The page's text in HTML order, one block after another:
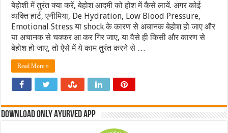
बेहोशी में तुरंत क्या करें, बेहोश आदमी को होश में कैसे लायें. अगर कोई
व्यक्ति हार्ट, एनीमिया, De Hydration, Low Blood Pressure,
Emotional Stress या shock के कारण से अचानक बेहोश हो जाए और
या अचानक से चक्कर आ कर गिर जाए, या वैसे ही किसी और कारण से
बेहोश हो जाए, तो ऐसे में ये काम तुरंत करने से …
Read More »
Download Only Ayurved App